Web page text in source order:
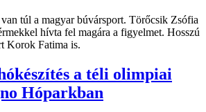
túl a magyar búvársport. Törőcsik Zsófia
hívta fel magára a figyelmet. Hosszú
Korok Fatima is.
a téli olimpiai
Hóparkban